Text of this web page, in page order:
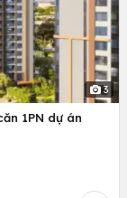
3
1PN dự án